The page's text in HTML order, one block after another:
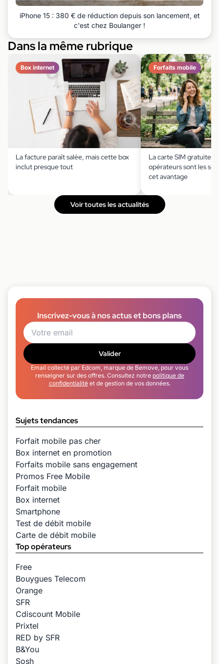
iPhone 15 : 380 € de réduction depuis son lancement, et
c'est chez Boulanger !
Dans la même rubrique
Box internet
La facture paraît salée, mais cette box
inclut presque tout
Forfaits mobile
La carte SIM gratuite ?
opérateurs sont les
cet avantage
Voir toutes les actualités
Inscrivez-vous à nos actus et bons plans
Valider
Email collecté par Edcom, marque de Bemove, pour vous
renseigner sur des offres. Consultez notre politique de
confidentialitéet de gestion de vos données.
Sujets tendances
Forfait mobile pas cher
Box internet en promotion
Forfaits mobile sans engagement
Promos Free Mobile
Forfait mobile
Box internet
Smartphone
Test de débit mobile
Carte de débit mobile
Top opérateurs
Free
Bouygues Telecom
Orange
SFR
Cdiscount Mobile
Prixtel
RED by SFR
B&You
Sosh